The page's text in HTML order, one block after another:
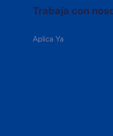
Trabaja con
Aplica Ya